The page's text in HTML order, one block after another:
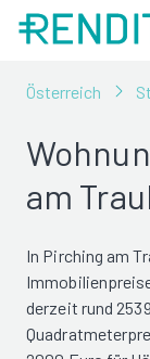
Österreich
am
In Pirching am
derzeit rund